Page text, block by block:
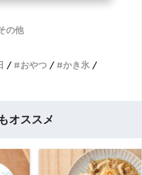
の他
おやつ
かき氷
オススメ